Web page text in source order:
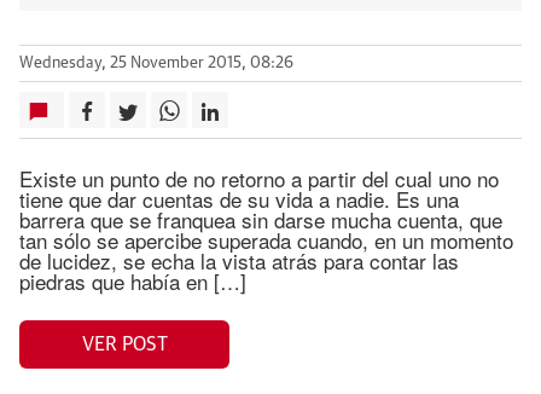
Wednesday, 25 November 2015, 08:26
Existe un punto de no retorno a partir del cual uno no
tiene que dar cuentas de su vida a nadie. Es una
barrera que se franquea sin darse mucha cuenta, que
tan sólo se apercibe superada cuando, en un momento
de lucidez, se echa la vista atrás para contar las
piedras que había en […]
VER POST